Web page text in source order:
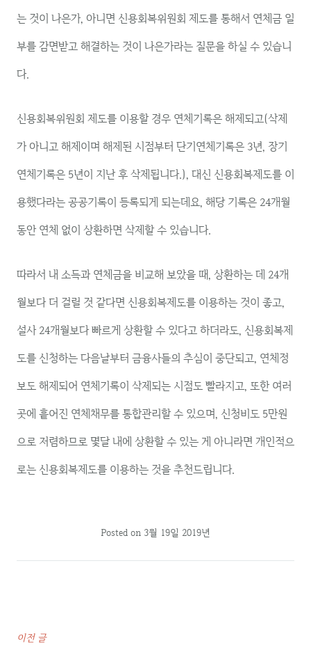
는 것이 나은가, 아니면 신용회복위원회 제도를 통해서 연체금 일
부를 감면받고 해결하는 것이 나은가라는 질문을 하실 수 있습니
다.
신용회복위원회 제도를 이용할 경우 연체기록은 해제되고(삭제
가 아니고 해제이며 해제된 시점부터 단기연체기록은 3년, 장기
연체기록은 5년이 지난 후 삭제됩니다.), 대신 신용회복제도를 이
용했다라는 공공기록이 등록되게 되는데요, 해당 기록은 24개월
동안 연체 없이 상환하면 삭제할 수 있습니다.
따라서 내 소득과 연체금을 비교해 보았을 때, 상환하는 데 24개
월보다 더 걸릴 것 같다면 신용회복제도를 이용하는 것이 좋고,
설사 24개월보다 빠르게 상환할 수 있다고 하더라도, 신용회복제
도를 신청하는 다음날부터 금융사들의 추심이 중단되고, 연체정
보도 해제되어 연체기록이 삭제되는 시점도 빨라지고, 또한 여러
곳에 흩어진 연체채무를 통합관리할 수 있으며, 신청비도 5만원
으로 저렴하므로 몇달 내에 상환할 수 있는 게 아니라면 개인적으
로는 신용회복제도를 이용하는 것을 추천드립니다.
Posted on 3월 19일 2019년
글
이전 글